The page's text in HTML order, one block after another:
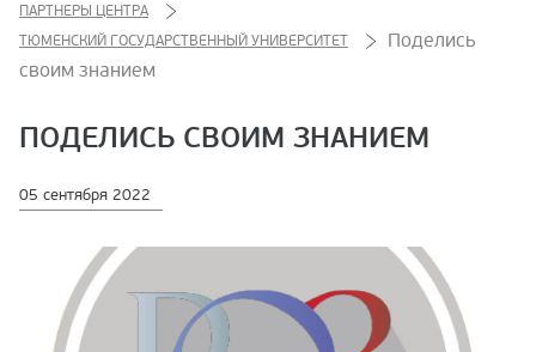
ПАРТНЕРЫ ЦЕНТРА
ТЮМЕНСКИЙ ГОСУДАРСТВЕННЫЙ УНИВЕРСИТЕТ
Поделись
своим знанием
ПОДЕЛИСЬ СВОИМ ЗНАНИЕМ
05 сентября 2022